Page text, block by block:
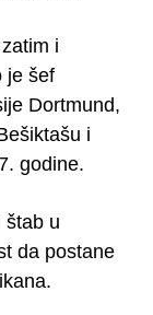
i
je šef
Dortmund,
i
godine.
štab u
da postane